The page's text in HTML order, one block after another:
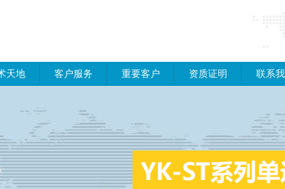
天地 客户服务 重要客户 资质证明 联系